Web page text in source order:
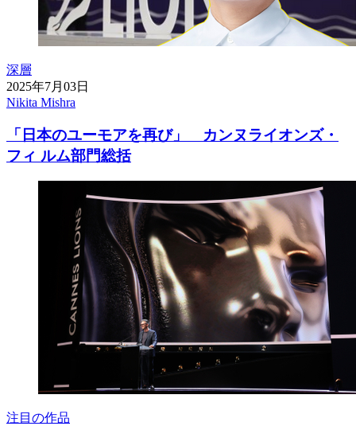
深層
2025年7月03日
Nikita Mishra
「日本のユーモアを再び」 カンヌライオンズ・
フィ ルム部門総括
注目の作品